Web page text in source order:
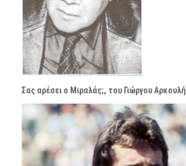
Σας αρέσει ο Μιραλάς;, του Γιώργου Αρκουλή